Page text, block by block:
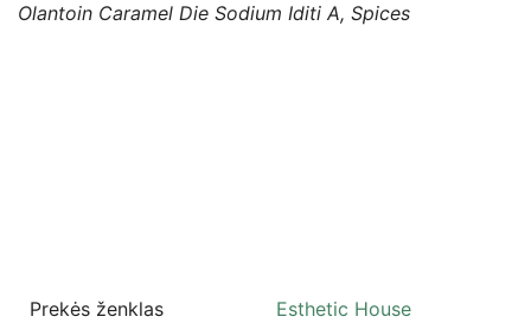
Olantoin Caramel Die Sodium Iditi A, Spices
Prekės ženklas Esthetic House